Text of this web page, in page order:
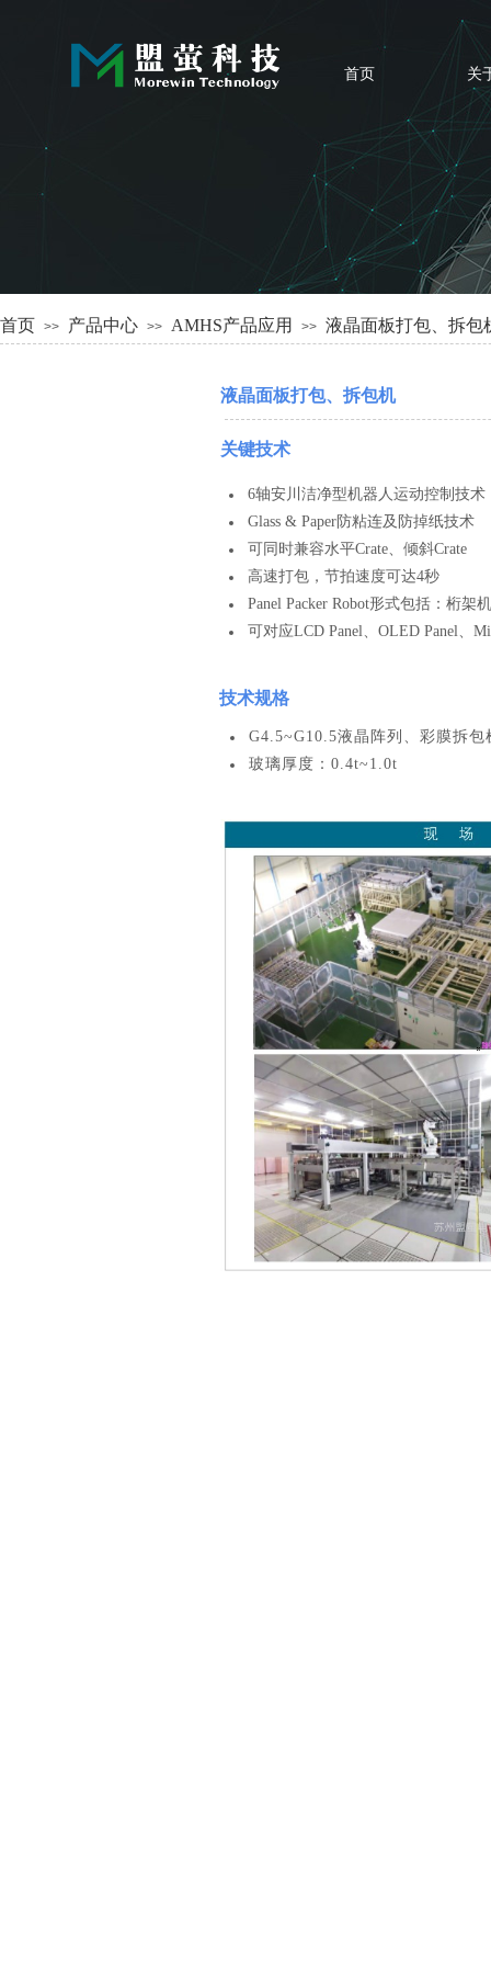
首页 关
首页 >> 产品中心 >> AMHS产品应用 >> 液晶面板打包、拆包
液晶面板打包、拆包机
核心自动化设备
关键技术
6轴安川洁净型机器人运动控制技术
Glass & Paper防粘连及防掉纸技术
可同时兼容水平Crate、倾斜Crate
高速打包，节拍速度可达4秒
Panel Packer Robot形式包括：桁架
可对应LCD Panel、OLED Panel、
技术规格
G4.5~G10.5液晶阵列、彩膜拆包
玻璃厚度：0.4t~1.0t